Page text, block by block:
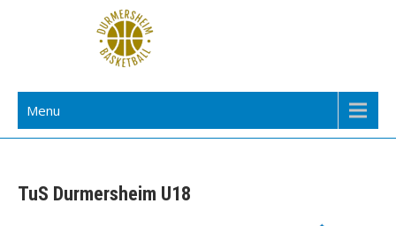
TuS Durmersheim Basketball
Menu
TuS Durmersheim U18